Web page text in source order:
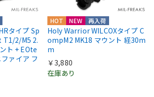
タイプ Sp
2/M5 2.
ト + EOte
ァイア フ
HOT NEW 再入荷
Holy Warrior WILCOXタイプ C
ompM2 MK18 マウント 経30m
m
￥3,880
在庫あり